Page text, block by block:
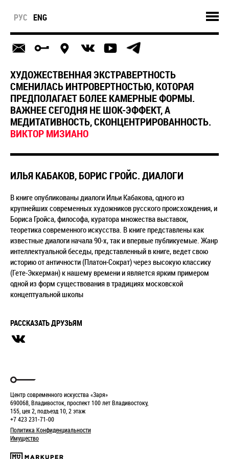
РУС ENG
ХУДОЖЕСТВЕННАЯ ЭКСТРАВЕРТНОСТЬ
СМЕНИЛАСЬ ИНТРОВЕРТНОСТЬЮ, КОТОРАЯ
ПРЕДПОЛАГАЕТ БОЛЕЕ КАМЕРНЫЕ ФОРМЫ.
ВАЖНЕЕ СЕГОДНЯ НЕ ШОК-ЭФФЕКТ, А
МЕДИТАТИВНОСТЬ, СКОНЦЕНТРИРОВАННОСТЬ.
ВИКТОР МИЗИАНО
ИЛЬЯ КАБАКОВ, БОРИС ГРОЙС. ДИАЛОГИ
В книге опубликованы диалоги Ильи Кабакова, одного из
крупнейших современных художников русского происхождения, и
Бориса Гройса, философа, куратора множества выставок,
теоретика современного искусства. В книге представлены как
известные диалоги начала 90-х, так и впервые публикуемые. Жанр
интеллектуальной беседы, представленный в книге, ведет свою
историю от античности (Платон-Сократ) через высокую классику
(Гете-Эккерман) к нашему времени и является ярким примером
одной из форм существования в традициях московской
концептуальной школы
РАССКАЗАТЬ ДРУЗЬЯМ
Центр современного искусства «Заря»
690068, Владивосток, проспект 100 лет Владивостоку,
155, цех 2, подъезд 10, 2 этаж
+7 423 231-71-00
Политика Конфиденциальности
Имущество